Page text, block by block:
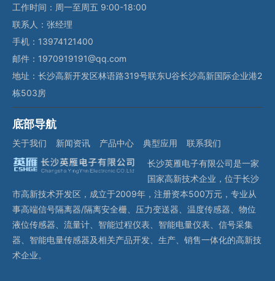
工作时间：周一至周五 9:00-18:00
联系人：张经理
手机：13974121400
邮件：1970919191@qq.com
地址：长沙高新开发区林语路319号联东U谷长沙高新国际企业港2
栋503房
底部导航
关于我们 新闻资讯 产品中心 典型应用
联系我们
长沙英雁电子有限公司是一家
国家高新技术企业，位于长沙
市高新技术开发区，成立于2009年，注册资本500万元，专业从
事高端信号隔离器/隔离安全栅、压力变送器、温度传感器、物位
液位传感器、流量计、智能过程仪表、智能电量仪表、信号采集
器、智能电量传感器及相关产品开发、生产、销售一体化的高新技
术企业。